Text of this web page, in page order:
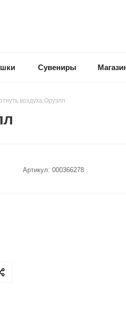
Сувениры
воздуха.Оруэлл
Артикул: 000366278